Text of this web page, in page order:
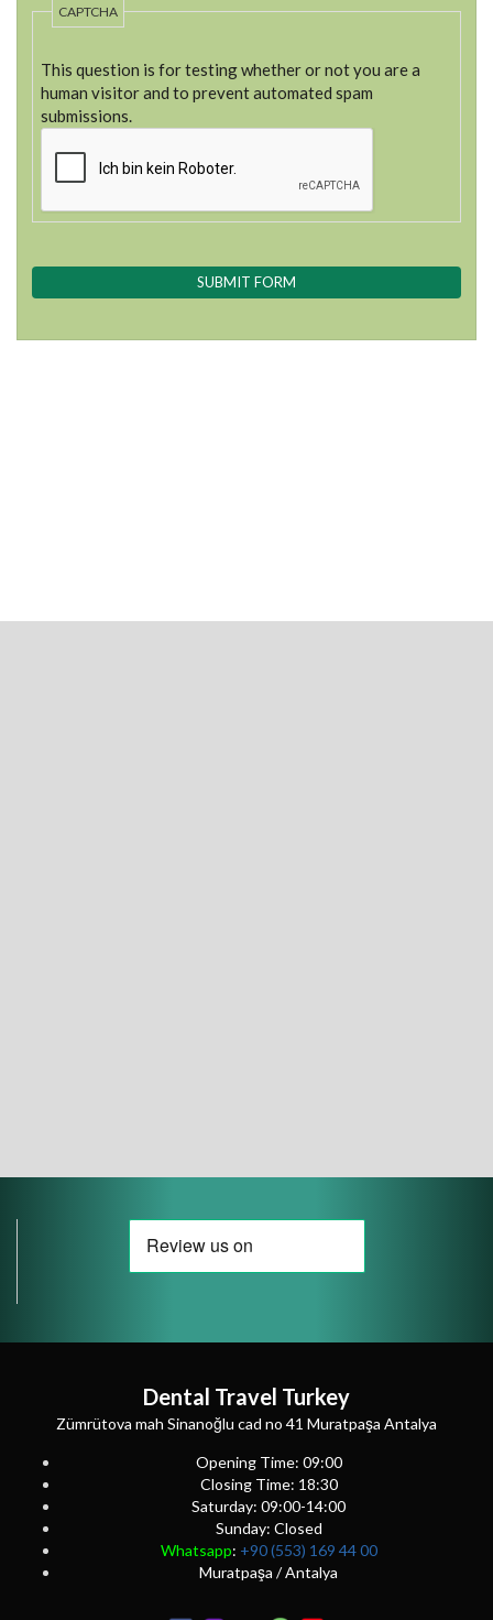
CAPTCHA
This question is for testing whether or not you are a
human visitor and to prevent automated spam
submissions.
Dental Travel Turkey
Zümrütova mah Sinanoğlu cad no 41 Muratpaşa Antalya
Opening Time: 09:00
Closing Time: 18:30
Saturday: 09:00-14:00
Sunday: Closed
Whatsapp: +90 (553) 169 44 00
Muratpaşa / Antalya